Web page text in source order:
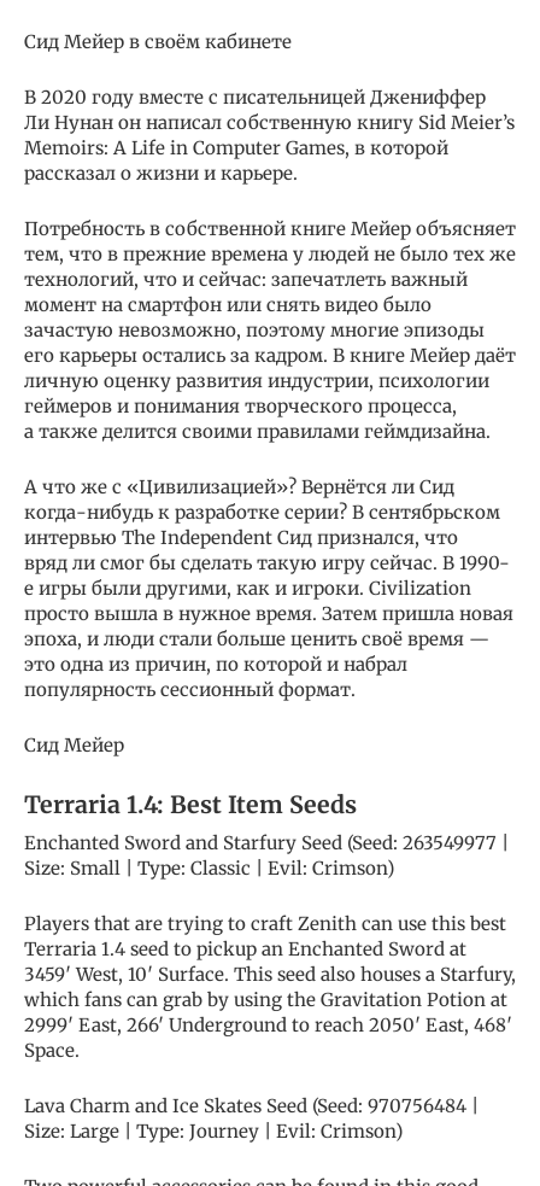
Сид Мейер в своём кабинете
В 2020 году вместе с писательницей Джениффер
Ли Нунан он написал собственную книгу Sid Meier’s
Memoirs: A Life in Computer Games, в которой
рассказал о жизни и карьере.
Потребность в собственной книге Мейер объясняет
тем, что в прежние времена у людей не было тех же
технологий, что и сейчас: запечатлеть важный
момент на смартфон или снять видео было
зачастую невозможно, поэтому многие эпизоды
его карьеры остались за кадром. В книге Мейер даёт
личную оценку развития индустрии, психологии
геймеров и понимания творческого процесса,
а также делится своими правилами геймдизайна.
А что же с «Цивилизацией»? Вернётся ли Сид
когда-нибудь к разработке серии? В сентябрьском
интервью The Independent Сид признался, что
вряд ли смог бы сделать такую игру сейчас. В 1990-
е игры были другими, как и игроки. Civilization
просто вышла в нужное время. Затем пришла новая
эпоха, и люди стали больше ценить своё время —
это одна из причин, по которой и набрал
популярность сессионный формат.
Сид Мейер
Terraria 1.4: Best Item Seeds
Enchanted Sword and Starfury Seed (Seed: 263549977 |
Size: Small | Type: Classic | Evil: Crimson)
Players that are trying to craft Zenith can use this best
Terraria 1.4 seed to pickup an Enchanted Sword at
3459′ West, 10′ Surface. This seed also houses a Starfury,
which fans can grab by using the Gravitation Potion at
2999′ East, 266′ Underground to reach 2050′ East, 468′
Space.
Lava Charm and Ice Skates Seed (Seed: 970756484 |
Size: Large | Type: Journey | Evil: Crimson)